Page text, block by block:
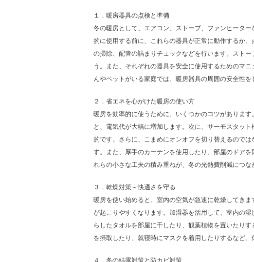
１．暖房器具の点検と準備
冬の暖房として、エアコン、ストーブ、ファンヒータ
的に使用する前に、これらの器具が正常に動作するか
の掃除、配管の詰まりチェックなどを行います。スト
う。また、それぞれの器具を安全に使用するためのマ
んやペットがいる家庭では、暖房器具の周囲の安全性
２．省エネを心がけた暖房の使い方
暖房を効率的に使うために、いくつかのコツがありま
と、電気代が大幅に増加します。次に、サーモスタッ
的です。さらに、こまめにオンオフを切り替えるので
す。また、厚手のカーテンを使用したり、部屋のドア
れらの小さな工夫の積み重ねが、冬の光熱費削減につな
３．乾燥対策～快適さを守る
暖房を使い始めると、室内の空気が急速に乾燥してき
が起こりやすくなります。加湿器を活用して、室内の
らしたタオルを部屋に干したり、観葉植物を置いたり
を摂取したり、就寝時にマスクを着用したりするなど
４．冬の結露対策と防カビ対策